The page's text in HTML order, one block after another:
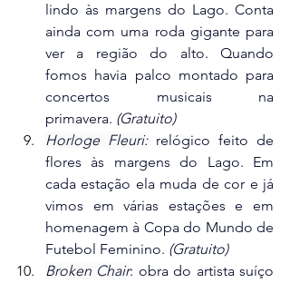
lindo às margens do Lago. Conta
ainda com uma roda gigante para
ver a região do alto. Quando
fomos havia palco montado para
concertos musicais na
primavera. (Gratuito)
Horloge Fleuri: relógico feito de
flores às margens do Lago. Em
cada estação ela muda de cor e já
vimos em várias estações e em
homenagem à Copa do Mundo de
Futebol Feminino. (Gratuito)
Broken Chair: obra do artista suíço